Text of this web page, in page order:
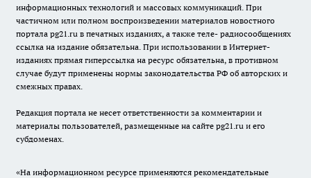
информационных технологий и массовых коммуникаций. При
частичном или полном воспроизведении материалов новостного
портала pg21.ru в печатных изданиях, а также теле- радиосообщениях
ссылка на издание обязательна. При использовании в Интернет-
изданиях прямая гиперссылка на ресурс обязательна, в противном
случае будут применены нормы законодательства РФ об авторских и
смежных правах.
Редакция портала не несет ответственности за комментарии и
материалы пользователей, размещенные на сайте pg21.ru и его
субдоменах.
«На информационном ресурсе применяются рекомендательные